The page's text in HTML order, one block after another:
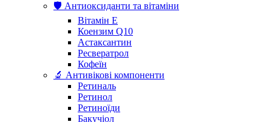
🛡️ Антиоксиданти та вітаміни
Вітамін Е
Коензим Q10
Астаксантин
Ресвератрол
Кофеїн
🔬 Антивікові компоненти
Ретиналь
Ретинол
Ретиноїди
Бакучіол